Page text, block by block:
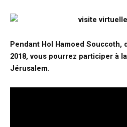
Pendant Hol Hamoed Souccoth,
2018, vous pourrez participer à
Jérusalem.